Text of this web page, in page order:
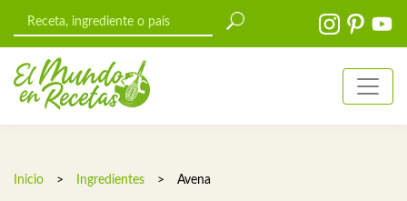
Inicio > Ingredientes > Avena